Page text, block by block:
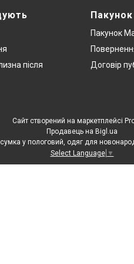
після
Пакунок
Договір
Сайт створений на маркетплейсі
Продавець на Bigl.ua
Select Language ▼